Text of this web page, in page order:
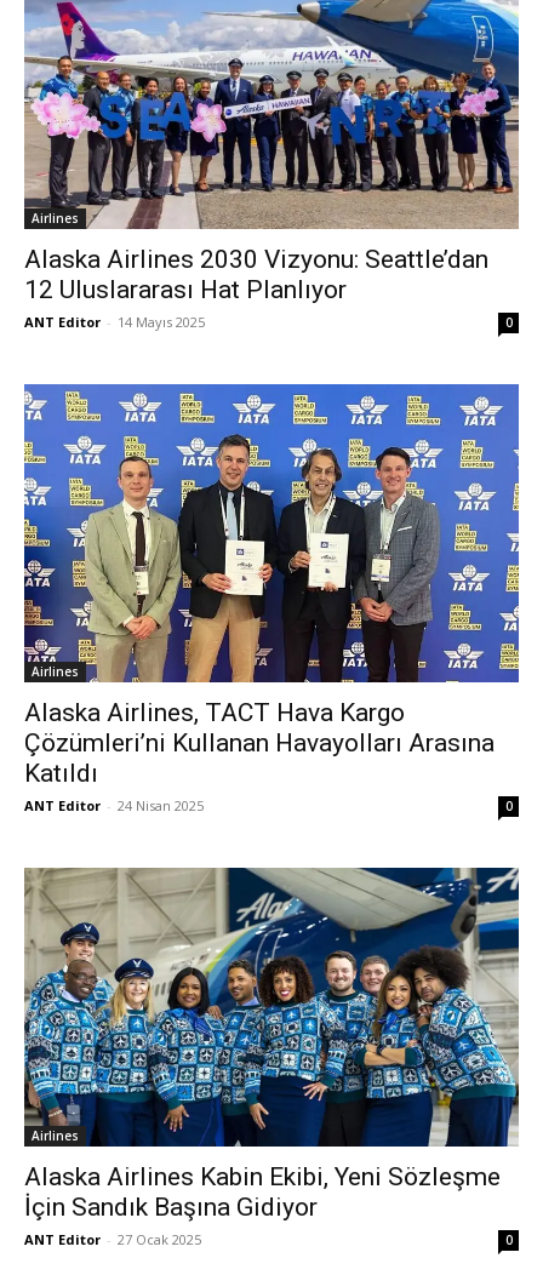
Airlines
Alaska Airlines 2030 Vizyonu: Seattle’dan
12 Uluslararası Hat Planlıyor
ANT Editor - 14 Mayıs 2025 0
Airlines
Alaska Airlines, TACT Hava Kargo
Çözümleri’ni Kullanan Havayolları Arasına
Katıldı
ANT Editor - 24 Nisan 2025 0
Airlines
Alaska Airlines Kabin Ekibi, Yeni Sözleşme
İçin Sandık Başına Gidiyor
ANT Editor - 27 Ocak 2025 0